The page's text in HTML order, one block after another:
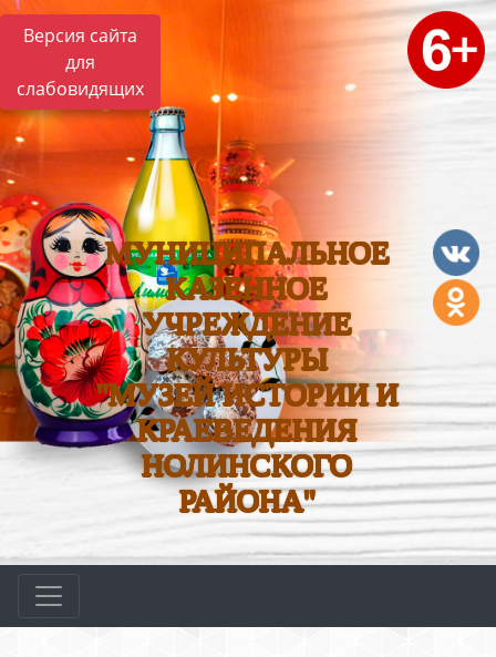
Версия сайта
для
слабовидящих
МУНИЦИПАЛЬНОЕ
КАЗЕННОЕ
УЧРЕЖДЕНИЕ
КУЛЬТУРЫ
"МУЗЕЙ ИСТОРИИ И
КРАЕВЕДЕНИЯ
НОЛИНСКОГО
РАЙОНА"